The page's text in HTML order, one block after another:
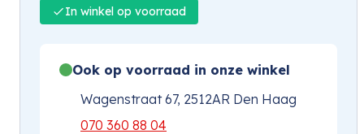
In winkel op voorraad
Ook op voorraad in onze winkel
Wagenstraat 67, 2512AR Den Haag
070 360 88 04